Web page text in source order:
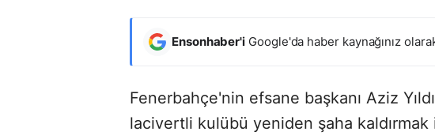
Ensonhaber'i Google'da haber kaynağınız
Fenerbahçe'nin efsane başkanı Aziz
lacivertli kulübü yeniden şaha kaldırmak